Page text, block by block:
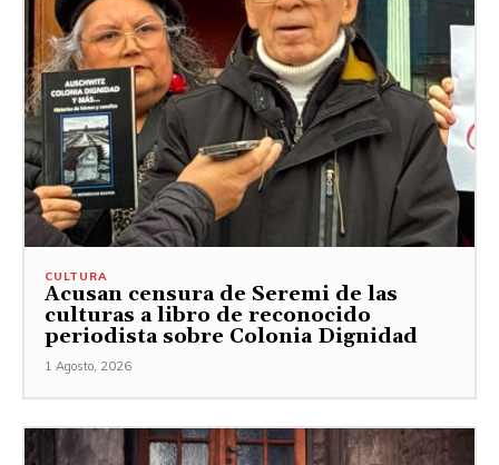
CULTURA
Acusan censura de Seremi de las
culturas a libro de reconocido
periodista sobre Colonia Dignidad
1 Agosto, 2026